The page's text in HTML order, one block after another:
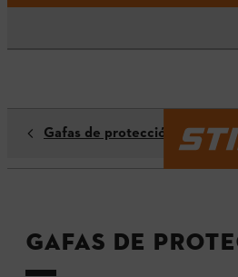
Gafas de protección / Gafas
Gafas de